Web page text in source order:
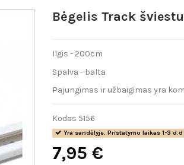
Bėgelis Track
Ilgis - 200cm
Spalva - balta
Pajungimas ir užbaigimas yra
Kodas 5156
Yra sandėlyje. Pristatymo laikas 1-3 d.d
7,95 €